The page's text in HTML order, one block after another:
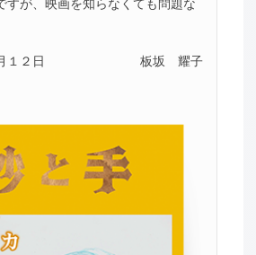
すが、映画を知らなくても問題な
１２日 板坂 耀子